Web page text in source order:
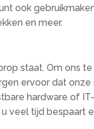
ook
en meer.
staat. Om ons te
ervoor dat onze
hardware of
veel tijd bespaart